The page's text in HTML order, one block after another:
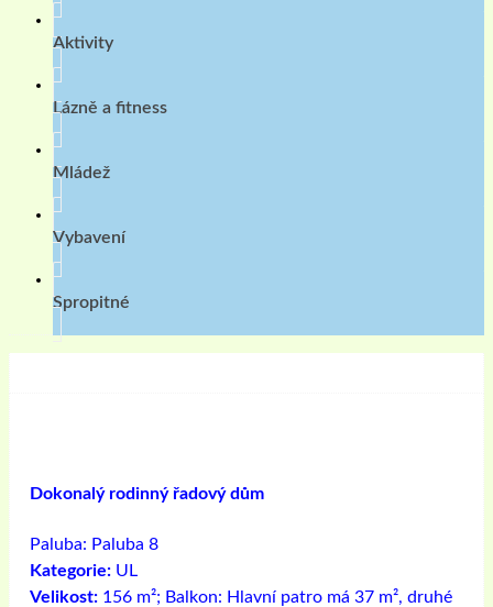
Aktivity
Lázně a fitness
Mládež
Vybavení
Spropitné
Dokonalý rodinný řadový dům
Paluba: Paluba 8
Kategorie: UL
Velikost: 156 m²; Balkon: Hlavní patro má 37 m², druhé